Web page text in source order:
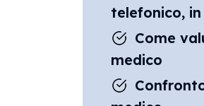
telefonico,
Come
medico